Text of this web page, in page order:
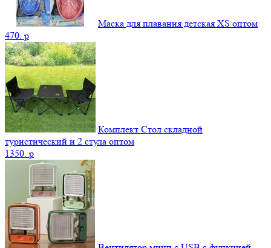
Маска для плавания детская XS оптом
470. p
Комплект Стол складной
туристический и 2 стула оптом
1350. p